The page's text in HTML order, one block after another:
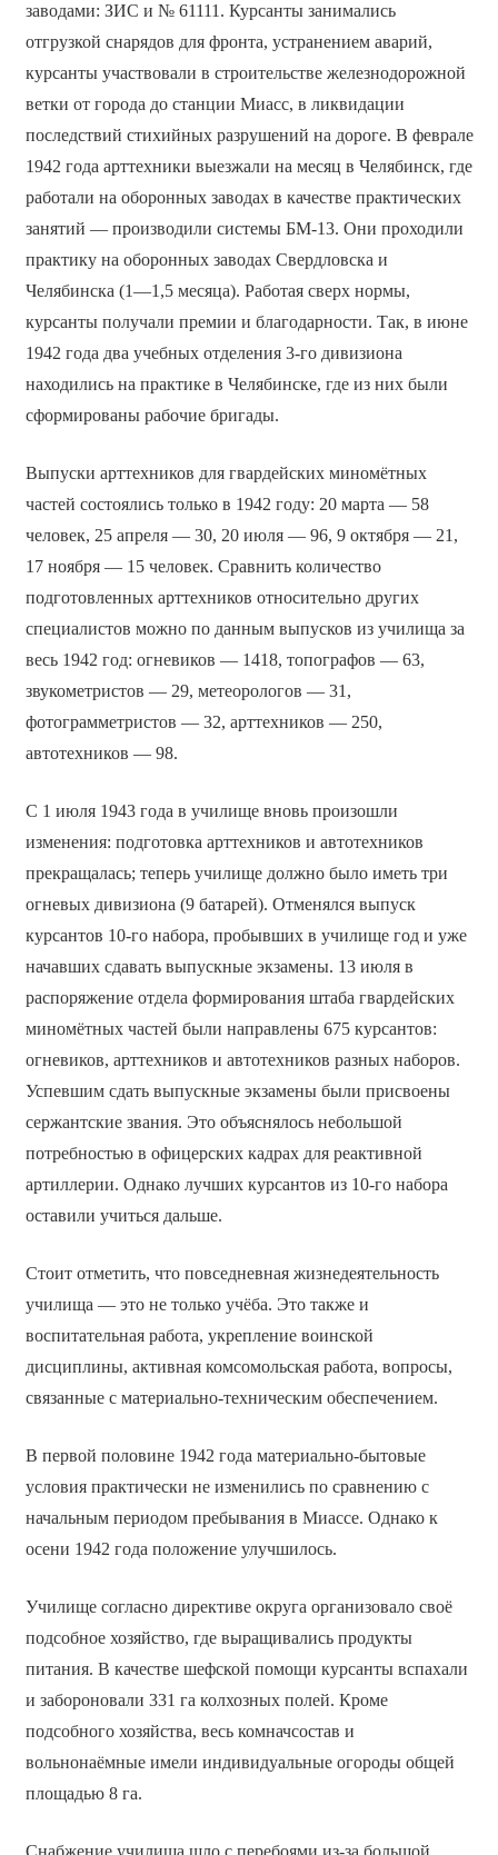
заводами: ЗИС и № 61111. Курсанты занимались
отгрузкой снарядов для фронта, устранением аварий,
курсанты участвовали в строительстве железнодорожной
ветки от города до станции Миасс, в ликвидации
последствий стихийных разрушений на дороге. В феврале
1942 года арттехники выезжали на месяц в Челябинск, где
работали на оборонных заводах в качестве практических
занятий — производили системы БМ-13. Они проходили
практику на оборонных заводах Свердловска и
Челябинска (1—1,5 месяца). Работая сверх нормы,
курсанты получали премии и благодарности. Так, в июне
1942 года два учебных отделения 3-го дивизиона
находились на практике в Челябинске, где из них были
сформированы рабочие бригады.
Выпуски арттехников для гвардейских миномётных
частей состоялись только в 1942 году: 20 марта — 58
человек, 25 апреля — 30, 20 июля — 96, 9 октября — 21,
17 ноября — 15 человек. Сравнить количество
подготовленных арттехников относительно других
специалистов можно по данным выпусков из училища за
весь 1942 год: огневиков — 1418, топографов — 63,
звукометристов — 29, метеорологов — 31,
фотограмметристов — 32, арттехников — 250,
автотехников — 98.
С 1 июля 1943 года в училище вновь произошли
изменения: подготовка арттехников и автотехников
прекращалась; теперь училище должно было иметь три
огневых дивизиона (9 батарей). Отменялся выпуск
курсантов 10-го набора, пробывших в училище год и уже
начавших сдавать выпускные экзамены. 13 июля в
распоряжение отдела формирования штаба гвардейских
миномётных частей были направлены 675 курсантов:
огневиков, арттехников и автотехников разных наборов.
Успевшим сдать выпускные экзамены были присвоены
сержантские звания. Это объяснялось небольшой
потребностью в офицерских кадрах для реактивной
артиллерии. Однако лучших курсантов из 10-го набора
оставили учиться дальше.
Стоит отметить, что повседневная жизнедеятельность
училища — это не только учёба. Это также и
воспитательная работа, укрепление воинской
дисциплины, активная комсомольская работа, вопросы,
связанные с материально-техническим обеспечением.
В первой половине 1942 года материально-бытовые
условия практически не изменились по сравнению с
начальным периодом пребывания в Миассе. Однако к
осени 1942 года положение улучшилось.
Училище согласно директиве округа организовало своё
подсобное хозяйство, где выращивались продукты
питания. В качестве шефской помощи курсанты вспахали
и забороновали 331 га колхозных полей. Кроме
подсобного хозяйства, весь комначсостав и
вольнонаёмные имели индивидуальные огороды общей
площадью 8 га.